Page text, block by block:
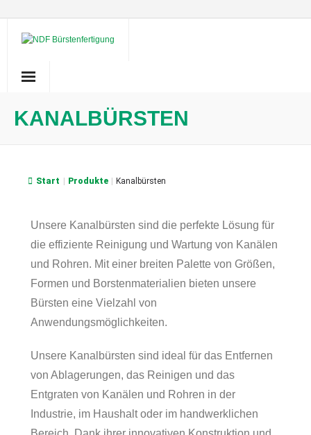
KANALBÜRSTEN
Start Produkte Kanalbürsten
Unsere Kanalbürsten sind die perfekte Lösung für
die effiziente Reinigung und Wartung von Kanälen
und Rohren. Mit einer breiten Palette von Größen,
Formen und Borstenmaterialien bieten unsere
Bürsten eine Vielzahl von
Anwendungsmöglichkeiten.
Unsere Kanalbürsten sind ideal für das Entfernen
von Ablagerungen, das Reinigen und das
Entgraten von Kanälen und Rohren in der
Industrie, im Haushalt oder im handwerklichen